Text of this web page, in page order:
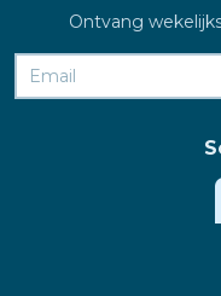
Ontvang